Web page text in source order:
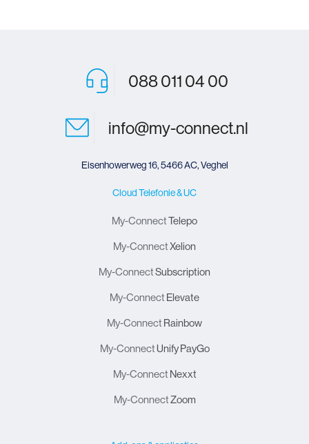
088 011 04 00
info@my-connect.nl
Eisenhowerweg 16, 5466 AC, Veghel
Cloud Telefonie & UC
My-ConnectTelepo
My-ConnectXelion
My-ConnectSubscription
My-Connect Elevate
My-Connect Rainbow
My-ConnectUnify PayGo
My-Connect Nexxt
My-ConnectZoom